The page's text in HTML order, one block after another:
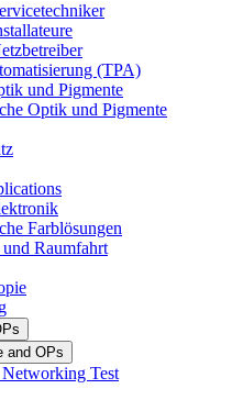
(TPA)
und Pigmente
Optik und Pigmente
Farblösungen
Raumfahrt
and OPs
Test